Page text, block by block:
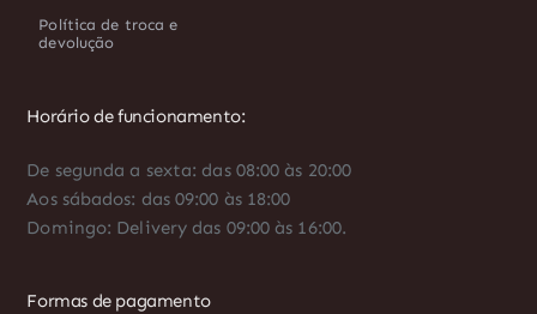
Política de troca e
devolução
Horário de funcionamento:
De segunda a sexta: das 08:00 às 20:00
Aos sábados: das 09:00 às 18:00
Domingo: Delivery das 09:00 às 16:00.
Formas de pagamento